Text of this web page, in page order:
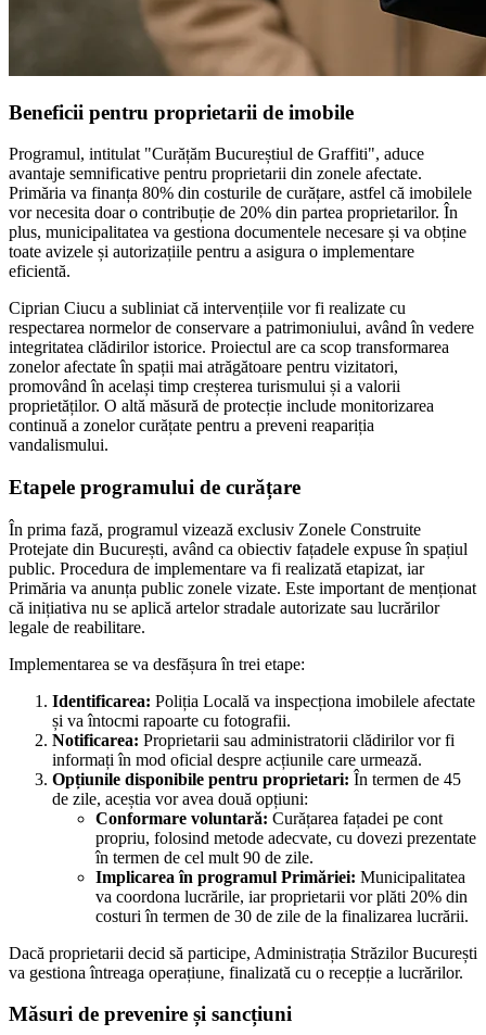
Beneficii pentru proprietarii de imobile
Programul, intitulat "Curățăm Bucureștiul de Graffiti", aduce
avantaje semnificative pentru proprietarii din zonele afectate.
Primăria va finanța 80% din costurile de curățare, astfel că imobilele
vor necesita doar o contribuție de 20% din partea proprietarilor. În
plus, municipalitatea va gestiona documentele necesare și va obține
toate avizele și autorizațiile pentru a asigura o implementare
eficientă.
Ciprian Ciucu a subliniat că intervențiile vor fi realizate cu
respectarea normelor de conservare a patrimoniului, având în vedere
integritatea clădirilor istorice. Proiectul are ca scop transformarea
zonelor afectate în spații mai atrăgătoare pentru vizitatori,
promovând în același timp creșterea turismului și a valorii
proprietăților. O altă măsură de protecție include monitorizarea
continuă a zonelor curățate pentru a preveni reapariția
vandalismului.
Etapele programului de curățare
În prima fază, programul vizează exclusiv Zonele Construite
Protejate din București, având ca obiectiv fațadele expuse în spațiul
public. Procedura de implementare va fi realizată etapizat, iar
Primăria va anunța public zonele vizate. Este important de menționat
că inițiativa nu se aplică artelor stradale autorizate sau lucrărilor
legale de reabilitare.
Implementarea se va desfășura în trei etape:
Identificarea: Poliția Locală va inspecționa imobilele afectate
și va întocmi rapoarte cu fotografii.
Notificarea: Proprietarii sau administratorii clădirilor vor fi
informați în mod oficial despre acțiunile care urmează.
Opțiunile disponibile pentru proprietari: În termen de 45
de zile, aceștia vor avea două opțiuni:
Conformare voluntară: Curățarea fațadei pe cont
propriu, folosind metode adecvate, cu dovezi prezentate
în termen de cel mult 90 de zile.
Implicarea în programul Primăriei: Municipalitatea
va coordona lucrările, iar proprietarii vor plăti 20% din
costuri în termen de 30 de zile de la finalizarea lucrării.
Dacă proprietarii decid să participe, Administrația Străzilor București
va gestiona întreaga operațiune, finalizată cu o recepție a lucrărilor.
Măsuri de prevenire și sancțiuni